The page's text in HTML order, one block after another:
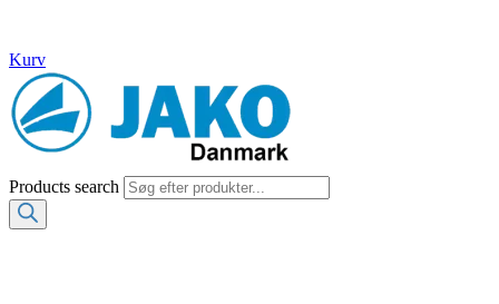
Kurv
Products search